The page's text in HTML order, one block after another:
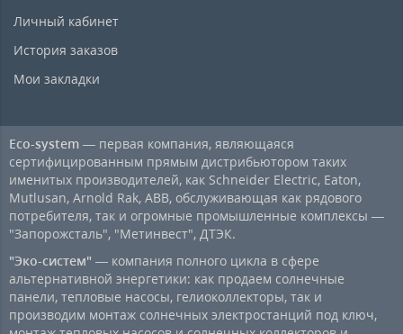
Личный кабинет
История заказов
Мои закладки
Eco-system — первая компания, являющаяся
сертифицированным прямым дистрибьютором таких
именитых производителей, как Schneider Electric, Eaton,
Mutlusan, Arnold Rak, ABB, обслуживающая как рядового
потребителя, так и огромные промышленные комплексы —
"Запорожсталь", "Метинвест", ДТЭК.
"Эко-систем" — компания полного цикла в сфере
альтернативной энергетики: как продаем солнечные
панели, тепловые насосы, гелиоколлекторы, так и
производим монтаж солнечных электростанций под ключ,